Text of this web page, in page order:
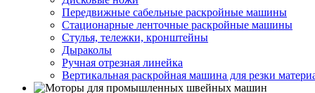
Передвижные сабельные раскройные машины
Стационарные ленточные раскройные машины
Стулья, тележки, кронштейны
Дыраколы
Ручная отрезная линейка
Вертикальная раскройная машина для резки